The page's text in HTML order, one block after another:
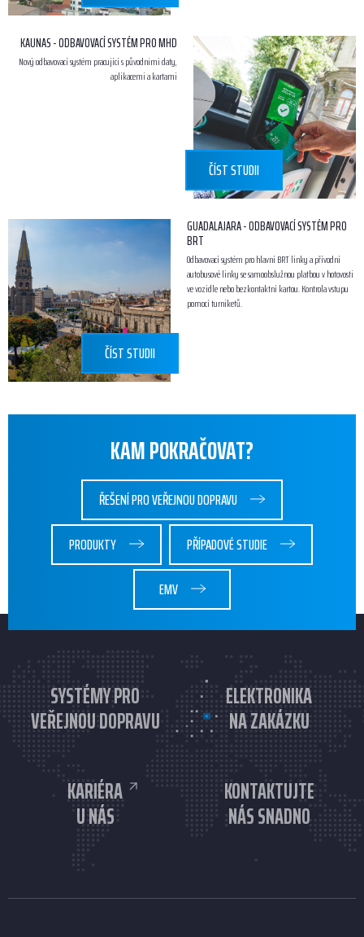
ČÍST STUDII
KAUNAS - ODBAVOVACÍ SYSTÉM PRO MHD
Nový odbavovací systém pracující s původnimi daty,
aplikacemi a kartami
ČÍST STUDII
GUADALAJARA - ODBAVOVACÍ SYSTÉM PRO
BRT
Odbavovací systém pro hlavní BRT linky a přívodní
autobusové linky se samoobslužnou platbou v hotovosti
ve vozidle nebo bezkontaktní kartou. Kontrola vstupu
pomocí turniketů.
KAM POKRAČOVAT?
ŘEŠENÍ PRO VEŘEJNOU DOPRAVU
PRODUKTY
PŘÍPADOVÉ STUDIE
EMV
SYSTÉMY PRO
VEŘEJNOU DOPRAVU
ELEKTRONIKA
NA ZAKÁZKU
KARIÉRA
U NÁS
KONTAKTUJTE
NÁS SNADNO